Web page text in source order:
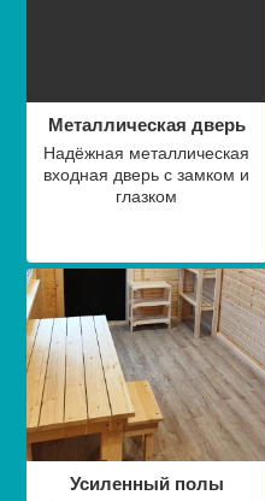
Металлическая дверь
Надёжная металлическая
входная дверь с замком и
глазком
Усиленный полы